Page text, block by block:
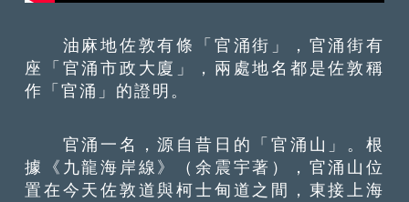
油麻地佐敦有條「官涌街」，官涌街有
座「官涌市政大廈」，兩處地名都是佐敦稱
作「官涌」的證明。
官涌一名，源自昔日的「官涌山」。根
據《九龍海岸線》（余震宇著），官涌山位
置在今天佐敦道與柯士甸道之間，東接上海